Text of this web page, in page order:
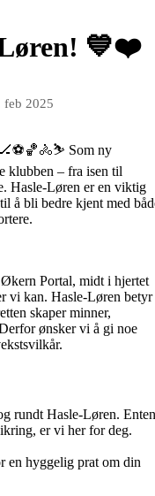
💙❤️
feb 2025
Som ny
klubben – fra isen til
Hasle-Løren er en viktig
å bli bedre kjent med
Portal, midt i hjertet
vi kan. Hasle-Løren betyr
skaper minner,
ønsker vi å gi noe
rundt Hasle-Løren. Enten
er vi her for deg.
en hyggelig prat om din